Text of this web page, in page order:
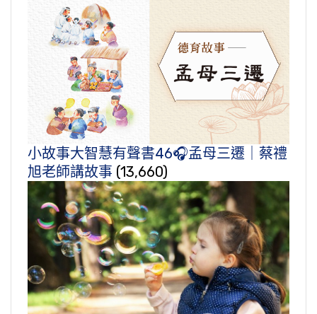
小故事大智慧有聲書46🎧孟母三遷｜蔡禮
旭老師講故事 (13,660)